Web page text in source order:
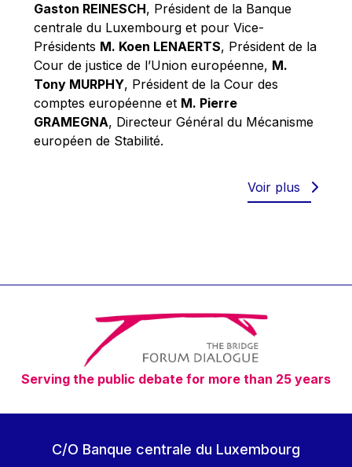
Patrizia Nanz
Philippe Maystadt
Pierre Gramegna
Richard Pelly
Robert Goebbels
Robert REYNDERS
Timothy Radcliffe
Vaclav Klaus
Vassilios Skouris
Vítor Manuel da Silva Caldeira
Viviane Reding
Walter Hagg
Gaston REINESCH, Président de la Banque
centrale du Luxembourg et pour Vice-
Présidents M. Koen LENAERTS, Président de la
Cour de justice de l’Union européenne, M.
Tony MURPHY, Président de la Cour des
comptes européenne et M. Pierre
GRAMEGNA, Directeur Général du Mécanisme
européen de Stabilité.
Voir plus
Serving the public debate for more than 25 years
C/O Banque centrale du Luxembourg